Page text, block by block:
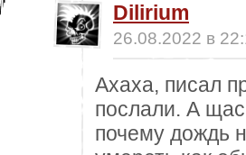
Dilirium
26.08.2022 в
Ахаха, писал
послали. А
почему дождь